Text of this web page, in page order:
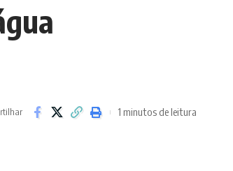
1 minutos de leitura